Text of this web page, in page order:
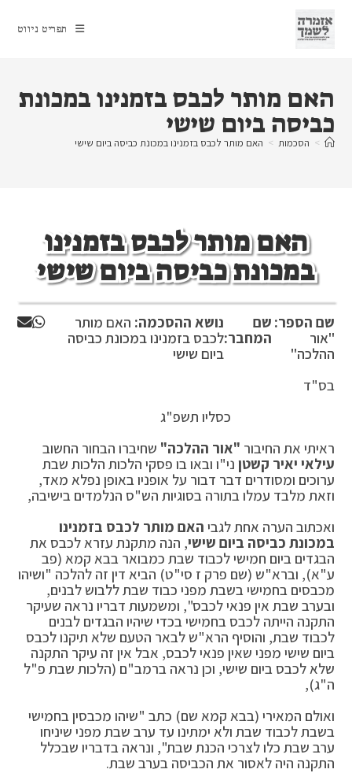
content
תפריט ניווט
האם מותר לכבס בזמנינו במכונת
כביסה ביום שישי
> הסכמות > האם מותר לכבס בזמנינו במכונת כביסה ביום שישי
האם מותר לכבס בזמנינו
במכונת כביסה ביום שישי
שם הספר:
''אור
ההלכה''
שם
המחבר:
נושא ההסכמה: האם מותר
לכבס בזמנינו במכונת כביסה
ביום שישי
בס"ד
כסליו תשפ"ג
ראיתי את החיבור "אור ההלכה" שחיברו הבחור החשוב
עילאי יאיר קשטן ני"ו ובאו בו פסקי הלכות הלכות שבת
ערוכים ומסודרים דבר דבור על אופניו באופן נפלא מאד,
וזאת מלבד עמלו בתורה בסוגיות הש"ס הנלמדים בישיבה,
ואכתוב הערה אחת לגבי האם מותר לכבס בזמנינו
במכונת כביסה ביום שישי, הנה מתקנת עזרא לכבס את
הבגדים ביום חמישי לכבוד שבת כמבואר בבא קמא (פב
ע"א), וברא"ש (שם פרק ז סי"ט) הביא דין זה להלכה "ושיהו
מכבסים בחמישי בשבת מפני כבוד שבת ללבוש לבנים,
ובערב שבת אין פנאי לכבס", ומשמעות דבריו נראה שעיקר
התקנה הייתה לכבס בחמישי בכדי שיהיו הבגדים לבנים
לכבוד שבת, והוסיף הרא"ש לבאר הטעם שלא תיקנו לכבס
ביום שישי מפני שאין פנאי לכבס, אבל אין זה עיקר התקנה
שלא לכבס ביום שישי, וכן נראה ברמב"ם (הלכות שבת פ"ל
ה"ג),
ואולם המאירי (בבא קמא שם) כתב "שיהו מכבסין בחמישי
בשבת לכבוד שבת ולא ימתינו עד ערב שבת מפני שיניחו
ערב שבת כלו לצרכי הכנת שבת", ונראה בדבריו שבכלל
התקנה היה לאסור את הכביסה בערב שבת.